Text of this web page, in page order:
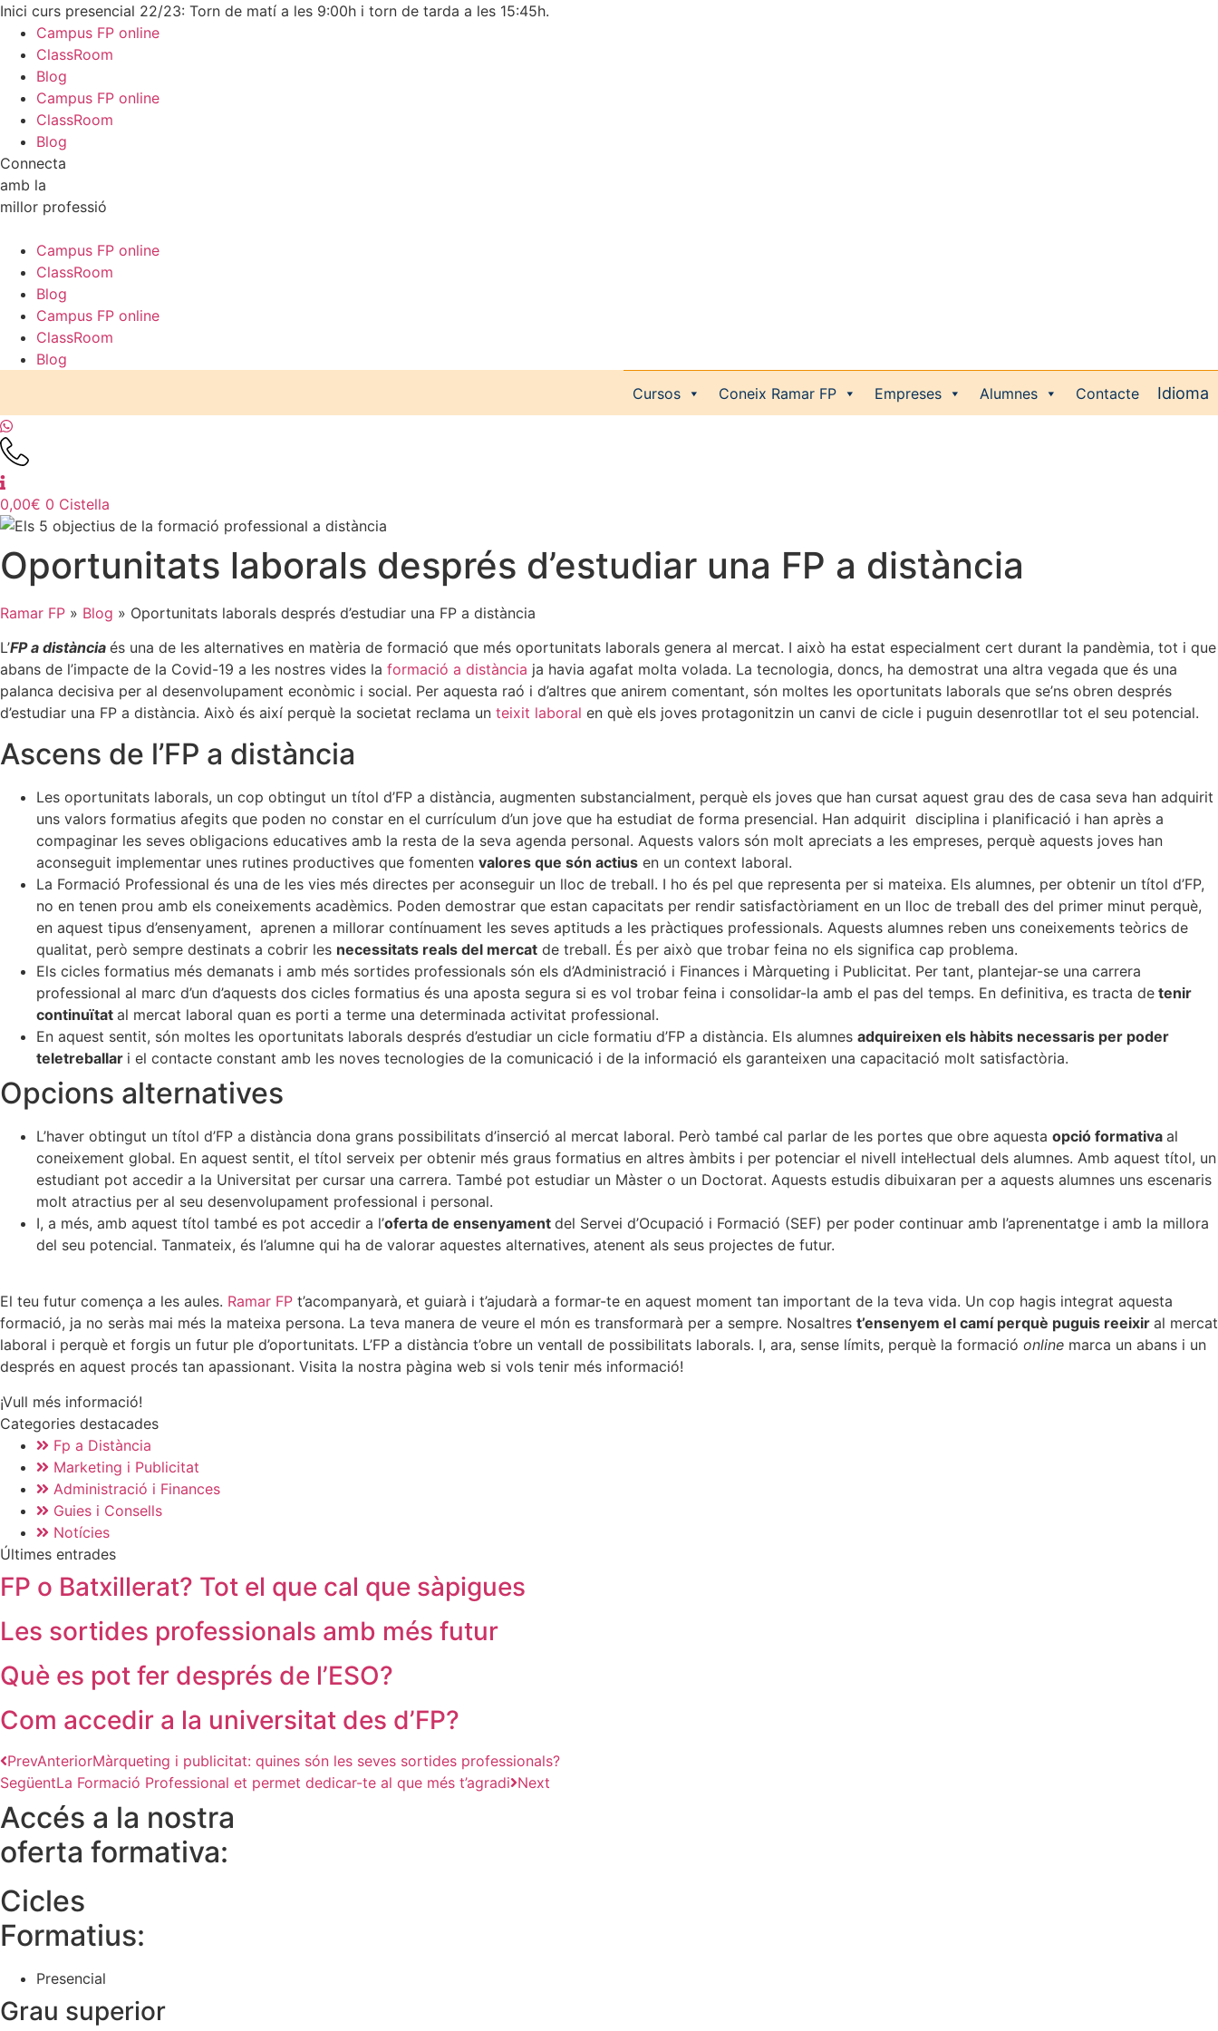
Inici curs presencial 22/23: Torn de matí a les 9:00h i torn de tarda a les 15:45h.
Campus FP online
ClassRoom
Blog
Campus FP online
ClassRoom
Blog
Connecta
amb la
millor professió
Campus FP online
ClassRoom
Blog
Campus FP online
ClassRoom
Blog
Cursos
Coneix Ramar FP Empreses Alumnes Contacte
0,00€ 0 Cistella
Oportunitats laborals després d’estudiar una FP a distància
Ramar FP » Blog » Oportunitats laborals després d’estudiar una FP a distància
L’FP a distància és una de les alternatives en matèria de formació que més oportunitats laborals genera al mercat. I això ha estat especialment cert durant la pandèmia, tot i que
abans de l’impacte de la Covid-19 a les nostres vides la formació a distància ja havia agafat molta volada. La tecnologia, doncs, ha demostrat una altra vegada que és una
palanca decisiva per al desenvolupament econòmic i social. Per aquesta raó i d’altres que anirem comentant, són moltes les oportunitats laborals que se’ns obren després
d’estudiar una FP a distància. Això és així perquè la societat reclama un teixit laboral en què els joves protagonitzin un canvi de cicle i puguin desenrotllar tot el seu potencial.
Ascens de l’FP a distància
Les oportunitats laborals, un cop obtingut un títol d’FP a distància, augmenten substancialment, perquè els joves que han cursat aquest grau des de casa seva han adquirit
uns valors formatius afegits que poden no constar en el currículum d’un jove que ha estudiat de forma presencial. Han adquirit disciplina i planificació i han après a
compaginar les seves obligacions educatives amb la resta de la seva agenda personal. Aquests valors són molt apreciats a les empreses, perquè aquests joves han
aconseguit implementar unes rutines productives que fomenten valores que són actius en un context laboral.
La Formació Professional és una de les vies més directes per aconseguir un lloc de treball. I ho és pel que representa per si mateixa. Els alumnes, per obtenir un títol d’FP,
no en tenen prou amb els coneixements acadèmics. Poden demostrar que estan capacitats per rendir satisfactòriament en un lloc de treball des del primer minut perquè,
en aquest tipus d’ensenyament, aprenen a millorar contínuament les seves aptituds a les pràctiques professionals. Aquests alumnes reben uns coneixements teòrics de
qualitat, però sempre destinats a cobrir les necessitats reals del mercat de treball. És per això que trobar feina no els significa cap problema.
Els cicles formatius més demanats i amb més sortides professionals són els d’Administració i Finances i Màrqueting i Publicitat. Per tant, plantejar-se una carrera
professional al marc d’un d’aquests dos cicles formatius és una aposta segura si es vol trobar feina i consolidar-la amb el pas del temps. En definitiva, es tracta de tenir
continuïtat al mercat laboral quan es porti a terme una determinada activitat professional.
En aquest sentit, són moltes les oportunitats laborals després d’estudiar un cicle formatiu d’FP a distància. Els alumnes adquireixen els hàbits necessaris per poder
teletreballar i el contacte constant amb les noves tecnologies de la comunicació i de la informació els garanteixen una capacitació molt satisfactòria.
Opcions alternatives
L’haver obtingut un títol d’FP a distància dona grans possibilitats d’inserció al mercat laboral. Però també cal parlar de les portes que obre aquesta opció formativa al
coneixement global. En aquest sentit, el títol serveix per obtenir més graus formatius en altres àmbits i per potenciar el nivell intel·lectual dels alumnes. Amb aquest títol, un
estudiant pot accedir a la Universitat per cursar una carrera. També pot estudiar un Màster o un Doctorat. Aquests estudis dibuixaran per a aquests alumnes uns escenaris
molt atractius per al seu desenvolupament professional i personal.
I, a més, amb aquest títol també es pot accedir a l’oferta de ensenyament del Servei d’Ocupació i Formació (SEF) per poder continuar amb l’aprenentatge i amb la millora
del seu potencial. Tanmateix, és l’alumne qui ha de valorar aquestes alternatives, atenent als seus projectes de futur.
El teu futur comença a les aules. Ramar FP t’acompanyarà, et guiarà i t’ajudarà a formar-te en aquest moment tan important de la teva vida. Un cop hagis integrat aquesta
formació, ja no seràs mai més la mateixa persona. La teva manera de veure el món es transformarà per a sempre. Nosaltres t’ensenyem el camí perquè puguis reeixir al mercat
laboral i perquè et forgis un futur ple d’oportunitats. L’FP a distància t’obre un ventall de possibilitats laborals. I, ara, sense límits, perquè la formació online marca un abans i un
després en aquest procés tan apassionant. Visita la nostra pàgina web si vols tenir més informació!
¡Vull més informació!
Categories destacades
Fp a Distància
Marketing i Publicitat
Administració i Finances
Guies i Consells
Notícies
Últimes entrades
FP o Batxillerat? Tot el que cal que sàpigues
Les sortides professionals amb més futur
Què es pot fer després de l’ESO?
Com accedir a la universitat des d’FP?
PrevAnteriorMàrqueting i publicitat: quines són les seves sortides professionals?
SegüentLa Formació Professional et permet dedicar-te al que més t’agradi Next
Accés a la nostra
oferta formativa:
Cicles
Formatius:
Presencial
Grau superior